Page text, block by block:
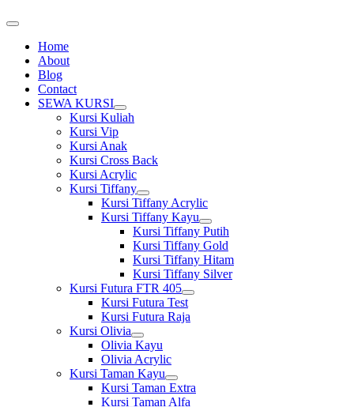
Home
About
Blog
Contact
SEWA KURSI
Show
sub
Kursi Kuliah
Kursi Vip
Kursi Anak
Kursi Cross Back
Kursi Acrylic
Kursi Tiffany
Show
sub
menu
Kursi Tiffany Acrylic
Kursi Tiffany Kayu
Show
sub
menu
Kursi Tiffany Putih
Kursi Tiffany Gold
Kursi Tiffany Hitam
Kursi Tiffany Silver
Kursi Futura FTR 405
Show
sub
menu
Kursi Futura Test
Kursi Futura Raja
Kursi Olivia
Show
sub
menu
Olivia Kayu
Olivia Acrylic
Kursi Taman Kayu
Show
sub
Kursi Taman Extra
Kursi Taman Alfa